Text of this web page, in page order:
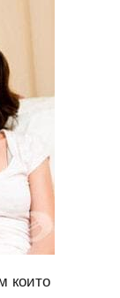
които